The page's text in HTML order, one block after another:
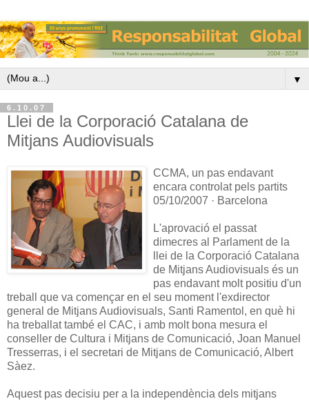
▼
6.10.07
Llei de la Corporació Catalana de
Mitjans Audiovisuals
CCMA, un pas endavant
encara controlat pels partits
05/10/2007 · Barcelona
L'aprovació el passat
dimecres al Parlament de la
llei de la Corporació Catalana
de Mitjans Audiovisuals és un
pas endavant molt positiu d'un
treball que va començar en el seu moment l'exdirector
general de Mitjans Audiovisuals, Santi Ramentol, en què hi
ha treballat també el CAC, i amb molt bona mesura el
conseller de Cultura i Mitjans de Comunicació, Joan Manuel
Tresserras, i el secretari de Mitjans de Comunicació, Albert
Sàez.
Aquest pas decisiu per a la independència dels mitjans